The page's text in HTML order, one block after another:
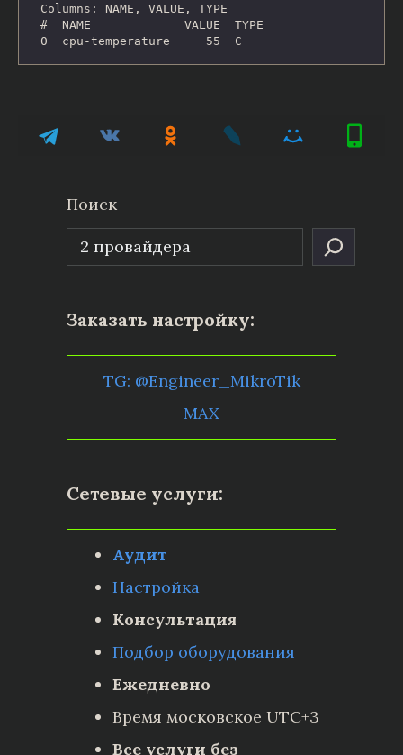
Columns: NAME, VALUE, TYPE
#  NAME             VALUE  TYPE
0  cpu-temperature     55  C
Поиск
Заказать настройку:
TG: @Engineer_MikroTik
MAX
Сетевые услуги:
Аудит
Настройка
Консультация
Подбор оборудования
Ежедневно
Время московское UTC+3
Все услуги без